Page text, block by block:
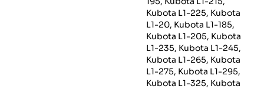
Kubota L1-225, Kubota
L1-20, Kubota L1-185,
Kubota L1-205, Kubota
L1-235, Kubota L1-245,
Kubota L1-265, Kubota
L1-275, Kubota L1-295,
Kubota L1-325, Kubota